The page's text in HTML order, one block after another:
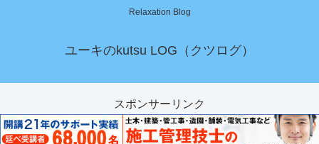
Relaxation Blog
ユーキのkutsu LOG（クツログ）
スポンサーリンク